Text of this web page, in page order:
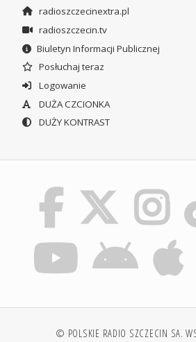
radioszczecinextra.pl
radioszczecin.tv
Biuletyn Informacji Publicznej
Posłuchaj teraz
Logowanie
DUŻA CZCIONKA
DUŻY KONTRAST
© POLSKIE RADIO SZCZECIN SA.